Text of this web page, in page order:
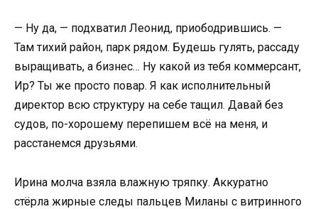
— Ну да, — подхватил Леонид, приободрившись. —
Там тихий район, парк рядом. Будешь гулять, рассаду
выращивать, а бизнес… Ну какой из тебя коммерсант,
Ир? Ты же просто повар. Я как исполнительный
директор всю структуру на себе тащил. Давай без
судов, по-хорошему перепишем всё на меня, и
расстанемся друзьями.
Ирина молча взяла влажную тряпку. Аккуратно
стёрла жирные следы пальцев Миланы с витринного